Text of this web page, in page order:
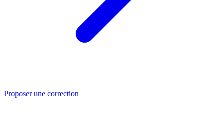
Proposer une correction